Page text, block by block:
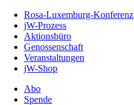
Inhalt
Seite
Rosa-Luxemburg-Konferenz
jW-Prozess
Aktionsbüro
Genossenschaft
Veranstaltungen
jW-Shop
Abo
Spende